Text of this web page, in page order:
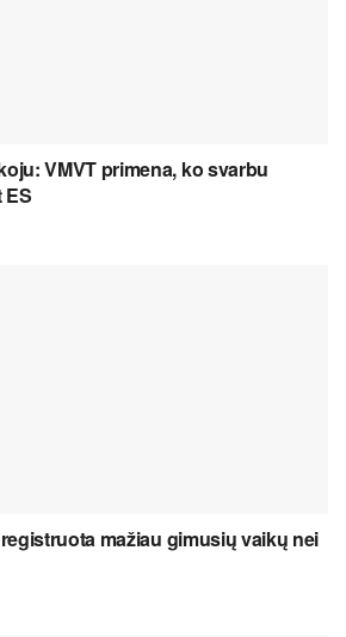
VMVT primena, ko svarbu
ES
mažiau gimusių vaikų nei